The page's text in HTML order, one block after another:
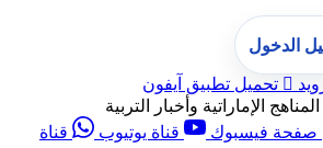
 تحميل تطبيق آيفون
الإماراتية وأخبار التربية
صفحة فيسبوك قناة يوتيوب
قناة
الدخول